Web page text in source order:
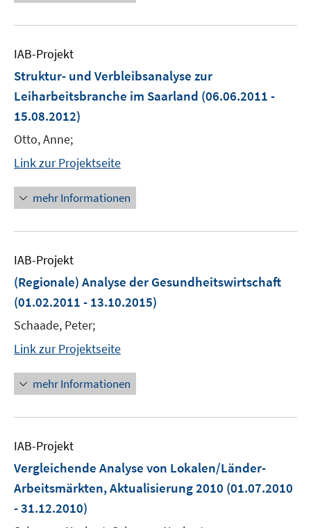
IAB-Projekt
Struktur- und Verbleibsanalyse zur
Leiharbeitsbranche im Saarland (06.06.2011 -
15.08.2012)
Otto, Anne;
Link zur Projektseite
mehr Informationen
IAB-Projekt
(Regionale) Analyse der Gesundheitswirtschaft
(01.02.2011 - 13.10.2015)
Schaade, Peter;
Link zur Projektseite
mehr Informationen
IAB-Projekt
Vergleichende Analyse von Lokalen/Länder-
Arbeitsmärkten, Aktualisierung 2010 (01.07.2010
- 31.12.2010)